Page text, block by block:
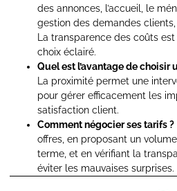
des annonces, l’accueil, le
gestion des demandes
La transparence des coûts
choix éclairé.
Quel est l’avantage de choisir
La proximité permet une
pour gérer efficacement les
satisfaction client.
Comment négocier ses tarifs ?
offres, en proposant un
terme, et en vérifiant la
éviter les mauvaises surprises.